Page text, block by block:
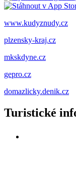
www.kudyznudy.cz
plzensky-kraj.cz
mkskdyne.cz
gepro.cz
domazlicky.denik.cz
Turistické